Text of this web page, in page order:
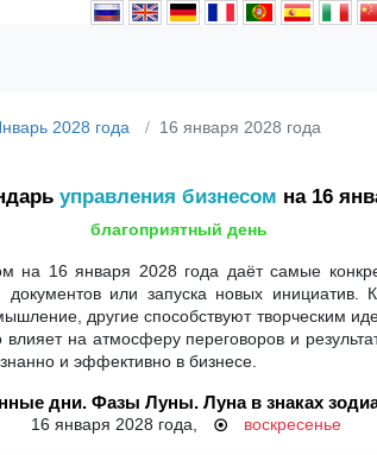
2028 года 16 января 2028 года
управления бизнесом на 16
благоприятный день
на 16 января 2028 года даёт самые
или запуска новых
другие способствуют творческим
на атмосферу переговоров и
и эффективно в бизнесе.
дни. Фазы Луны. Луна в знаках
16 января 2028 года, ☉ воскресенье